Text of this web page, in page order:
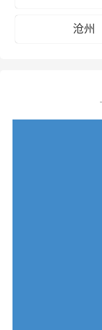
沧州